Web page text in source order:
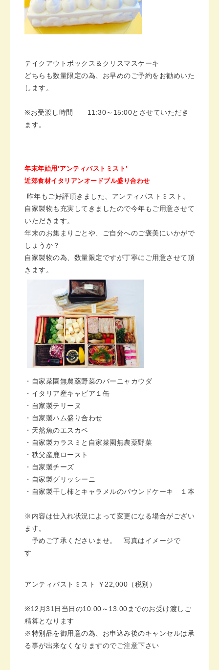
テイクアウトボックス＆クリスマスケーキ
どちらも数量限定の為、お早めのご予約をお勧めいた
します。
※お受渡し時間 11:30～ 15:00とさせていただき
ます。
年末年始用 ‘アンティパストミスト’
近郊食材イタリアンオードブル盛り合わせ
昨年もご好評頂きました、アンティパストミスト。
自家製物も充実してきましたので今年もご用意させて
いただきます。
年末のお集まりごとや、ご自分へのご褒美にいかがで
しょうか？
自家製物の為、数量限定ですが丁寧にご用意させて頂
きます。
・自家菜園無農薬野菜のバーニャカウダ
・イタリア産キャビア１缶
・自家製テリーヌ
・自家製ハム盛り合わせ
・天然魚のエスカベ
・自家製カラスミと自家菜園無農薬野菜
・秩父産鹿ロースト
・自家製チーズ
・自家製グリッシーニ
・自家製干し柿とキャラメルのパウンドケーキ １本
※内容は仕入れ状況によって変更になる場合がござい
ます。
予めご了承くださいませ。 写真はイメージで
す
アンティパストミスト ￥22,000 （税別）
※12 月31日当日の10:00 ～ 13:00までのお受け渡しご
精算となります
※特別品を御用意の為、お申込み後のキャンセルは承
る事が出来なくなりますのでご注意下さい